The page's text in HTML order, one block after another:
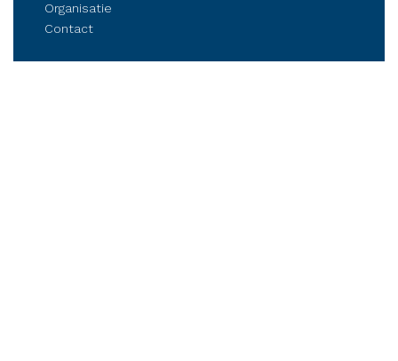
Organisatie
Contact